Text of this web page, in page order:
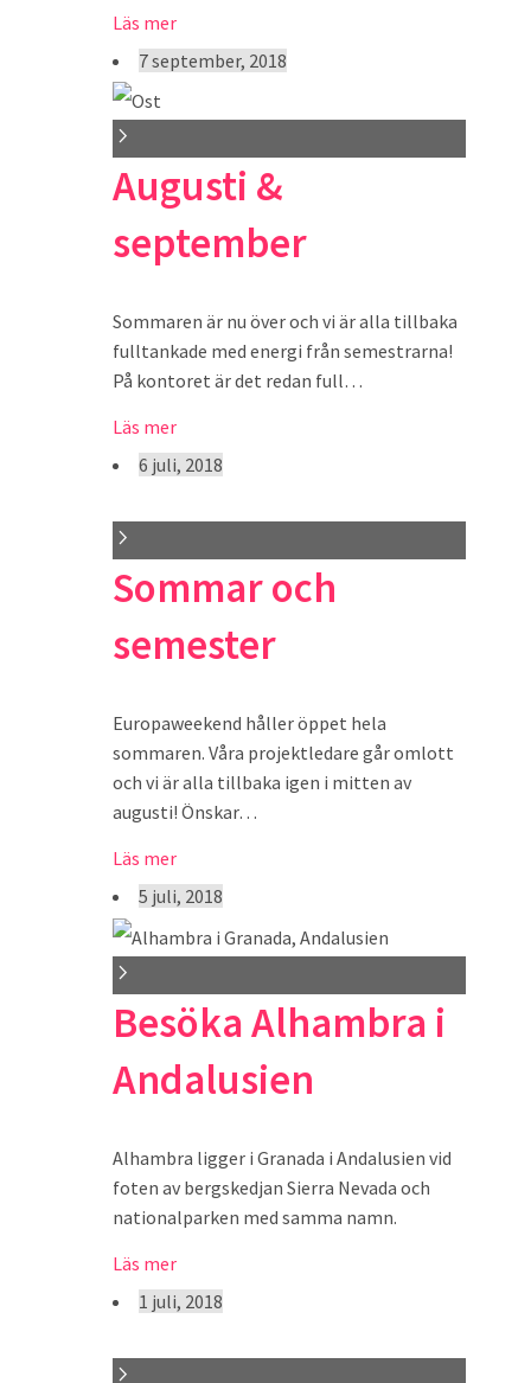
Läs mer
7 september, 2018
Augusti &
september
Sommaren är nu över och vi är alla tillbaka
fulltankade med energi från semestrarna!
På kontoret är det redan full…
Läs mer
6 juli, 2018
Sommar och
semester
Europaweekend håller öppet hela
sommaren. Våra projektledare går omlott
och vi är alla tillbaka igen i mitten av
augusti! Önskar…
Läs mer
5 juli, 2018
Besöka Alhambra i
Andalusien
Alhambra ligger i Granada i Andalusien vid
foten av bergskedjan Sierra Nevada och
nationalparken med samma namn.
Läs mer
1 juli, 2018